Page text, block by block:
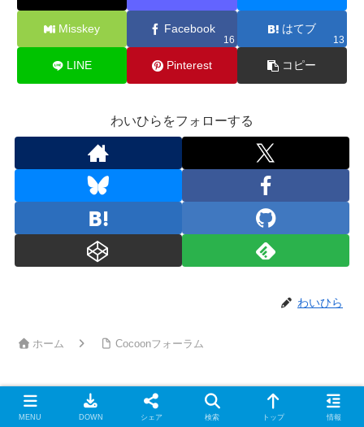
Misskey Facebook
16
はてブ
13
LINE Pinterest コピー
わいひらをフォローする
わいひら
ホーム Cocoonフォーラム
MENU DOWN シェア 検索 トップ 情報